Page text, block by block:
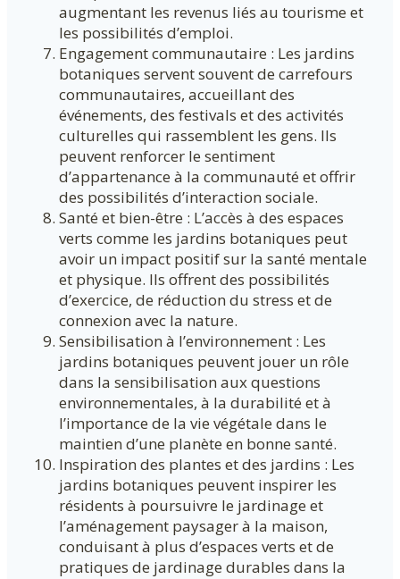
augmentant les revenus liés au tourisme et
les possibilités d’emploi.
Engagement communautaire : Les jardins
botaniques servent souvent de carrefours
communautaires, accueillant des
événements, des festivals et des activités
culturelles qui rassemblent les gens. Ils
peuvent renforcer le sentiment
d’appartenance à la communauté et offrir
des possibilités d’interaction sociale.
Santé et bien-être : L’accès à des espaces
verts comme les jardins botaniques peut
avoir un impact positif sur la santé mentale
et physique. Ils offrent des possibilités
d’exercice, de réduction du stress et de
connexion avec la nature.
Sensibilisation à l’environnement : Les
jardins botaniques peuvent jouer un rôle
dans la sensibilisation aux questions
environnementales, à la durabilité et à
l’importance de la vie végétale dans le
maintien d’une planète en bonne santé.
Inspiration des plantes et des jardins : Les
jardins botaniques peuvent inspirer les
résidents à poursuivre le jardinage et
l’aménagement paysager à la maison,
conduisant à plus d’espaces verts et de
pratiques de jardinage durables dans la